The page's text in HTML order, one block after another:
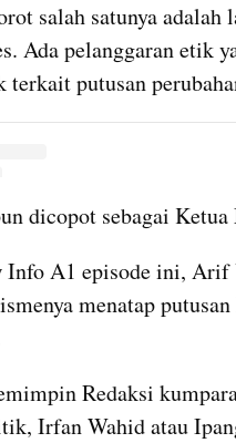
salah satunya
Ada pelanggaran etik
terkait putusan
dicopot sebagai
Info A1 episode ini, Arif
menatap
Redaksi
Irfan Wahid atau